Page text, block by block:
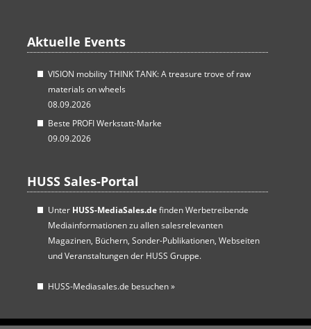
Aktuelle Events
VISION mobility THINK TANK: A treasure trove of raw
materials on wheels
08.09.2026
Beste PROFI Werkstatt-Marke
09.09.2026
HUSS Sales-Portal
Unter HUSS-MediaSales.definden Werbetreibende
Mediainformationen zu allen salesrelevanten
Magazinen, Büchern, Sonder-Publikationen, Webseiten
und Veranstaltungen der HUSS Gruppe.
HUSS-Mediasales.de besuchen»